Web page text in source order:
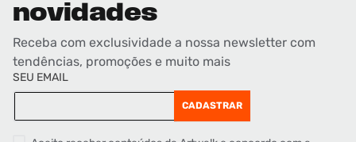
novidades
Receba com exclusividade a nossa newsletter com
tendências, promoções e muito mais
SEU EMAIL
CADASTRAR